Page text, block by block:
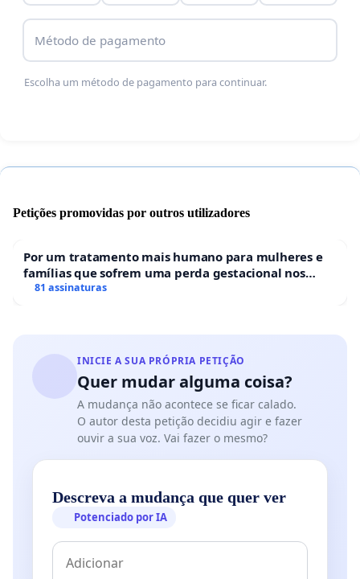
Método de pagamento
Escolha um método de pagamento para continuar.
Petições promovidas por outros utilizadores
Por um tratamento mais humano para mulheres e
famílias que sofrem uma perda gestacional nos
hospitais portugueses
81 assinaturas
INICIE A SUA PRÓPRIA PETIÇÃO
Quer mudar alguma coisa?
A mudança não acontece se ficar calado.
O autor desta petição decidiu agir e fazer
ouvir a sua voz. Vai fazer o mesmo?
Descreva a mudança que quer ver
Potenciado por IA